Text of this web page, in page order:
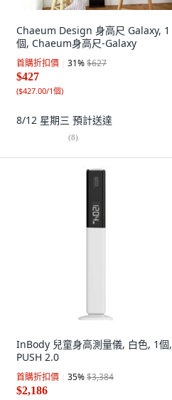
Chaeum Design 身高尺 Galaxy, 1
個, Chaeum身高尺-Galaxy
首購折扣價 31%$627
$427
($427.00/1個)
8/12 星期三 預計送達
(8)
InBody 兒童身高測量儀, 白色, 1個,
PUSH 2.0
首購折扣價 35%$3,384
$2,186